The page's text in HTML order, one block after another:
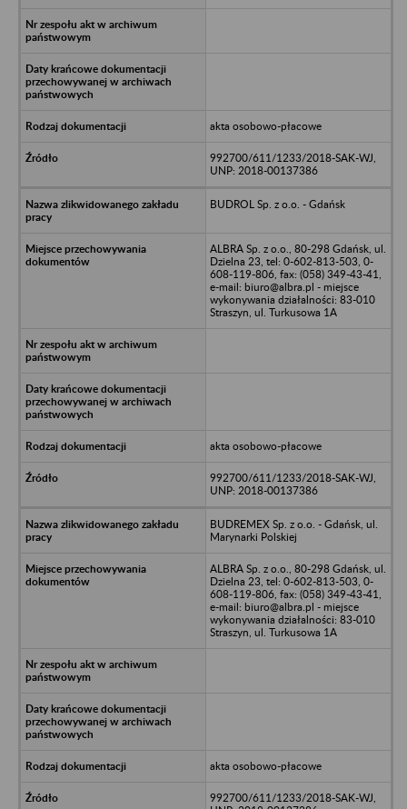
akta osobowo-płacowe
992700/611/1233/2018-SAK-WJ,
UNP: 2018-00137386
BUDROL Sp. z o.o. - Gdańsk
ALBRA Sp. z o.o., 80-298 Gdańsk, ul.
Dzielna 23, tel: 0-602-813-503, 0-
608-119-806, fax: (058) 349-43-41,
e-mail: biuro@albra.pl - miejsce
wykonywania działalności: 83-010
Straszyn, ul. Turkusowa 1A
akta osobowo-płacowe
992700/611/1233/2018-SAK-WJ,
UNP: 2018-00137386
BUDREMEX Sp. z o.o. - Gdańsk, ul.
Marynarki Polskiej
ALBRA Sp. z o.o., 80-298 Gdańsk, ul.
Dzielna 23, tel: 0-602-813-503, 0-
608-119-806, fax: (058) 349-43-41,
e-mail: biuro@albra.pl - miejsce
wykonywania działalności: 83-010
Straszyn, ul. Turkusowa 1A
akta osobowo-płacowe
992700/611/1233/2018-SAK-WJ,